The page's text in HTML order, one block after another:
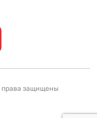
права защищены